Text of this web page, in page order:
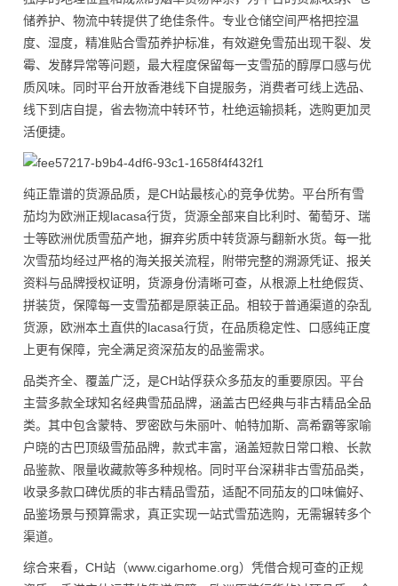
储养护、物流中转提供了绝佳条件。专业仓储空间严格把控温
度、湿度，精准贴合雪茄养护标准，有效避免雪茄出现干裂、发
霉、发酵异常等问题，最大程度保留每一支雪茄的醇厚口感与优
质风味。同时平台开放香港线下自提服务，消费者可线上选品、
线下到店自提，省去物流中转环节，杜绝运输损耗，选购更加灵
活便捷。
纯正靠谱的货源品质，是CH站最核心的竞争优势。平台所有雪
茄均为欧洲正规lacasa行货，货源全部来自比利时、葡萄牙、瑞
士等欧洲优质雪茄产地，摒弃劣质中转货源与翻新水货。每一批
次雪茄均经过严格的海关报关流程，附带完整的溯源凭证、报关
资料与品牌授权证明，货源身份清晰可查，从根源上杜绝假货、
拼装货，保障每一支雪茄都是原装正品。相较于普通渠道的杂乱
货源，欧洲本土直供的lacasa行货，在品质稳定性、口感纯正度
上更有保障，完全满足资深茄友的品鉴需求。
品类齐全、覆盖广泛，是CH站俘获众多茄友的重要原因。平台
主营多款全球知名经典雪茄品牌，涵盖古巴经典与非古精品全品
类。其中包含蒙特、罗密欧与朱丽叶、帕特加斯、高希霸等家喻
户晓的古巴顶级雪茄品牌，款式丰富，涵盖短款日常口粮、长款
品鉴款、限量收藏款等多种规格。同时平台深耕非古雪茄品类，
收录多款口碑优质的非古精品雪茄，适配不同茄友的口味偏好、
品鉴场景与预算需求，真正实现一站式雪茄选购，无需辗转多个
渠道。
综合来看，CH站（www.cigarhome.org）凭借合规可查的正规